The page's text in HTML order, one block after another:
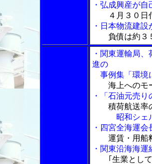
・弘成興産が
４月３０日
・日本物流建
負債は約３
・関東運輸局
進の
事例集「環境
海上へのモ
・「石油元売
積荷航送率
昭和シェル
・四宮全海運
運賃・用船
・関東沿海海
｢生業とし